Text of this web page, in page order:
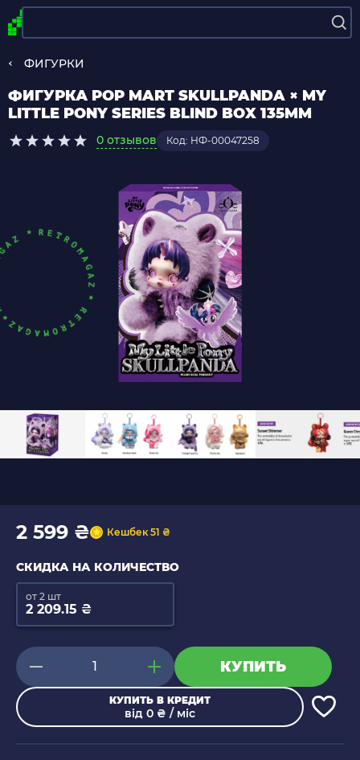
ФИГУРКИ
ФИГУРКА POP MART SKULLPANDA × MY
LITTLE PONY SERIES BLIND BOX 135MM
0 отзывов Код: НФ-00047258
2 599 ₴ Кешбек 51 ₴
СКИДКА НА КОЛИЧЕСТВО
2 209.15 ₴
от 2 шт
КУПИТЬ
КУПИТЬ В КРЕДИТ
від 0 ₴ / міс